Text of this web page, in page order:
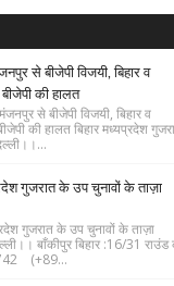
से बीजेपी विजयी, बिहार व
की हालत
से बीजेपी विजयी, बिहार व
की हालत बिहार मध्यप्रदेश
गुजरात के उप चुनावों के ताज़ा
गुजरात के उप चुनावों के ताज़ा
बाँकीपुर बिहार :16/31 राउंड
(+89...